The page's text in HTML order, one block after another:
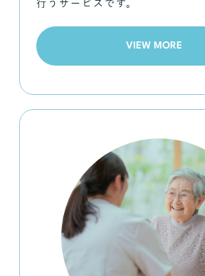
行うサービスです。
VIEW MORE